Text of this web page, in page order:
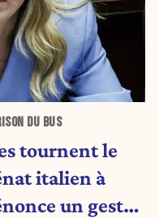
DU BUS
tournent le
italien à
un geste